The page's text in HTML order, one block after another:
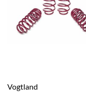
Vogtland